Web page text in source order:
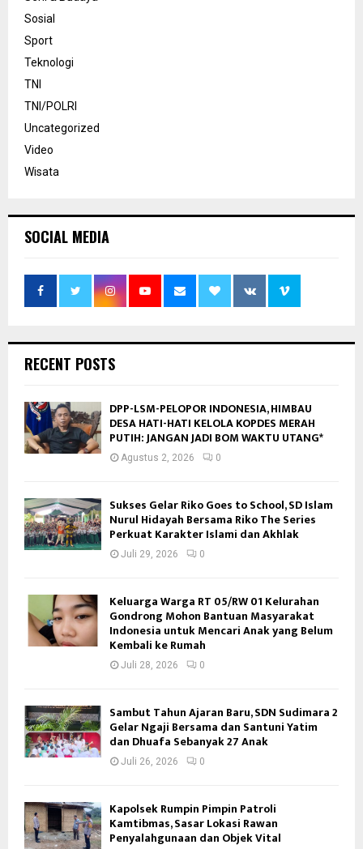
Sosial
Sport
Teknologi
TNI
TNI/POLRI
Uncategorized
Video
Wisata
SOCIAL MEDIA
RECENT POSTS
DPP-LSM-PELOPOR INDONESIA, HIMBAU
DESA HATI-HATI KELOLA KOPDES MERAH
PUTIH: JANGAN JADI BOM WAKTU UTANG*
Agustus 2, 2026 0
Sukses Gelar Riko Goes to School, SD Islam
Nurul Hidayah Bersama Riko The Series
Perkuat Karakter Islami dan Akhlak
Juli 29, 2026 0
Keluarga Warga RT 05/RW 01 Kelurahan
Gondrong Mohon Bantuan Masyarakat
Indonesia untuk Mencari Anak yang Belum
Kembali ke Rumah
Juli 28, 2026 0
Sambut Tahun Ajaran Baru, SDN Sudimara 2
Gelar Ngaji Bersama dan Santuni Yatim
dan Dhuafa Sebanyak 27 Anak
Juli 26, 2026 0
Kapolsek Rumpin Pimpin Patroli
Kamtibmas, Sasar Lokasi Rawan
Penyalahgunaan dan Objek Vital